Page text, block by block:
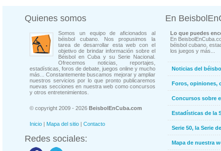
Quienes somos
Somos un equipo de aficionados al
béisbol cubano. Nos propusimos la
tarea de desarrollar esta web con el
objetivo de brindar información sobre el
Béisbol en Cuba y su Serie Nacional.
Ofrecemos noticias, reportajes,
estadísticas, foros de debate, juegos online y mucho
más... Constantemente buscamos mejorar y ampliar
nuestros servicios por lo que pronto publicaremos
nuevas secciones en nuestra web como concursos
y otros entretenimientos.
© copyright 2009 - 2026 BeisbolEnCuba.com
Inicio | Mapa del sitio | Contacto
Redes sociales:
En
Lo que puedes
En
béisbol cubano,
los juegos y más...
Noticias del
Foros, opiniones,
Concursos sobre
Estadísticas de la
Serie 50, la Serie
Mapa de nuestra